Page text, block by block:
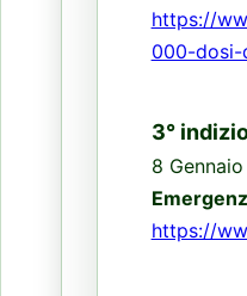
https://
000-
3°
8
https://